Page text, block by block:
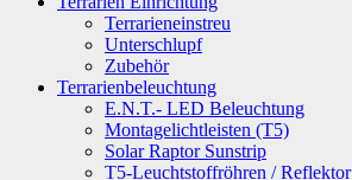
Terrarieneinstreu
Unterschlupf
Zubehör
Terrarienbeleuchtung
E.N.T.- LED Beleuchtung
Montagelichtleisten (T5)
Solar Raptor Sunstrip
T5-Leuchtstoffröhren / Reflektor